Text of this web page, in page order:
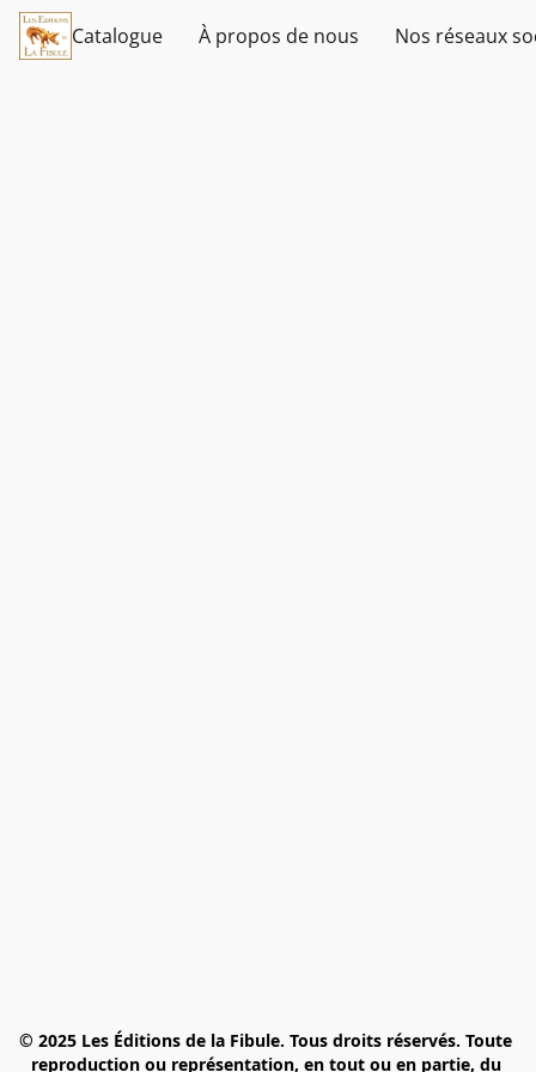
Catalogue À propos de nous Nos réseaux
© 2025 Les Éditions de la Fibule. Tous droits réservés. Toute
reproduction ou représentation, en tout ou en partie, du